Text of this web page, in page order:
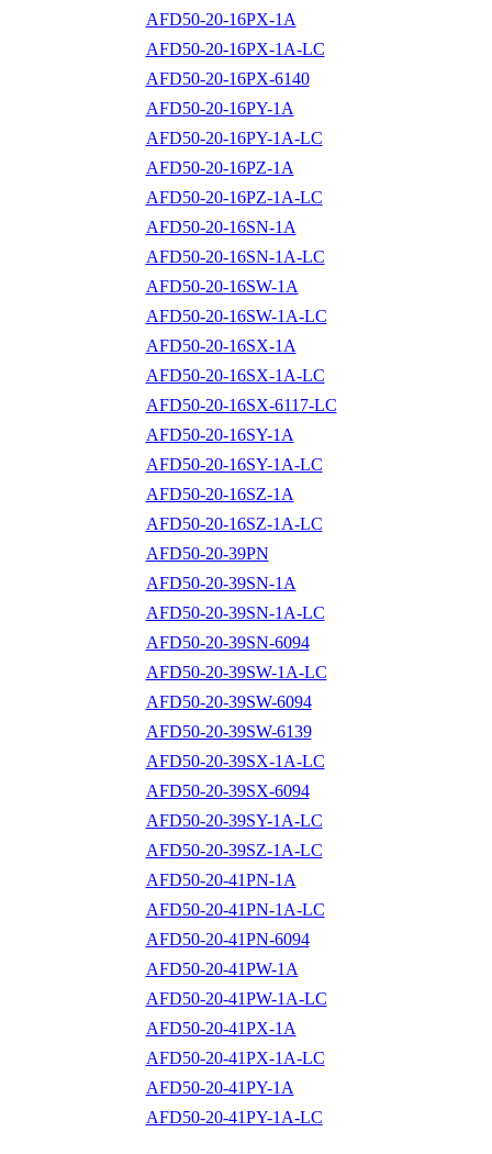
AFD50-20-16PX-1A
AFD50-20-16PX-1A-LC
AFD50-20-16PX-6140
AFD50-20-16PY-1A
AFD50-20-16PY-1A-LC
AFD50-20-16PZ-1A
AFD50-20-16PZ-1A-LC
AFD50-20-16SN-1A
AFD50-20-16SN-1A-LC
AFD50-20-16SW-1A
AFD50-20-16SW-1A-LC
AFD50-20-16SX-1A
AFD50-20-16SX-1A-LC
AFD50-20-16SX-6117-LC
AFD50-20-16SY-1A
AFD50-20-16SY-1A-LC
AFD50-20-16SZ-1A
AFD50-20-16SZ-1A-LC
AFD50-20-39PN
AFD50-20-39SN-1A
AFD50-20-39SN-1A-LC
AFD50-20-39SN-6094
AFD50-20-39SW-1A-LC
AFD50-20-39SW-6094
AFD50-20-39SW-6139
AFD50-20-39SX-1A-LC
AFD50-20-39SX-6094
AFD50-20-39SY-1A-LC
AFD50-20-39SZ-1A-LC
AFD50-20-41PN-1A
AFD50-20-41PN-1A-LC
AFD50-20-41PN-6094
AFD50-20-41PW-1A
AFD50-20-41PW-1A-LC
AFD50-20-41PX-1A
AFD50-20-41PX-1A-LC
AFD50-20-41PY-1A
AFD50-20-41PY-1A-LC